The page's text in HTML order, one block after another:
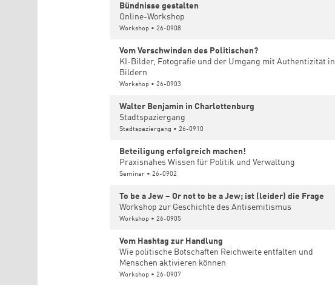
Bündnisse gestalten
Online-Workshop
Workshop • 26-0908
Vom Verschwinden des Politischen?
KI-Bilder, Fotografie und der Umgang mit Authentizität in
Bildern
Workshop • 26-0903
Walter Benjamin in Charlottenburg
Stadtspaziergang
Stadtspaziergang • 26-0910
Beteiligung erfolgreich machen!
Praxisnahes Wissen für Politik und Verwaltung
Seminar • 26-0902
To be a Jew – Or not to be a Jew; ist (leider) die Frage
Workshop zur Geschichte des Antisemitismus
Workshop • 26-0905
Vom Hashtag zur Handlung
Wie politische Botschaften Reichweite entfalten und
Menschen aktivieren können
Workshop • 26-0907